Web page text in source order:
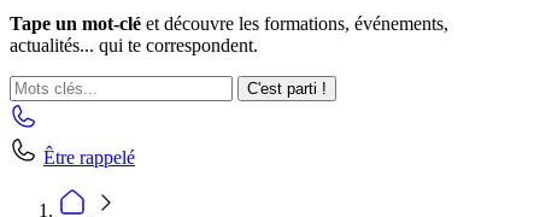
Tape un mot-clé et découvre les formations, événements,
actualités... qui te correspondent.
C'est parti !
Être rappelé